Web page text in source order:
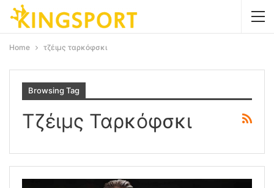
Home τζέιμς ταρκόφσκι
Browsing Tag
Τζέιμς Ταρκόφσκι